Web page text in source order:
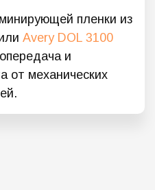
пленки из
Avery DOL 3100
и
от механических